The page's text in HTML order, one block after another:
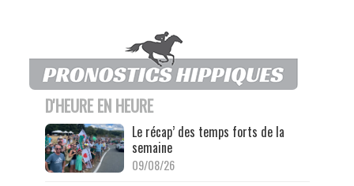
D'HEURE EN HEURE
Le récap’ des temps forts de la
semaine
09/08/26